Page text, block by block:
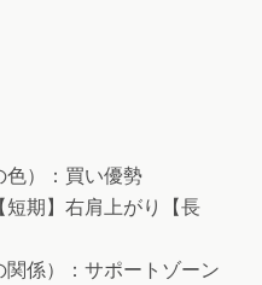
色）：買い優勢
短期】右肩上がり【長
関係）：サポートゾーン